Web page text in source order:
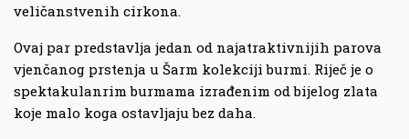
veličanstvenih cirkona.
Ovaj par predstavlja jedan od najatraktivnijih parova
vjenčanog prstenja u Šarm kolekciji burmi. Riječ je o
spektakulanrim burmama izrađenim od bijelog zlata
koje malo koga ostavljaju bez daha.